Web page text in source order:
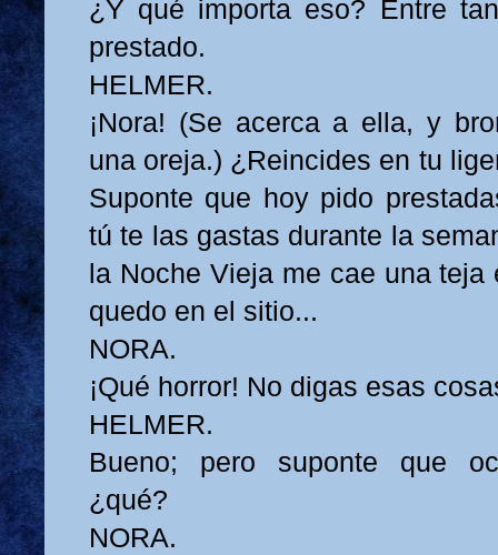
¿Y qué importa eso? Entre
prestado.
HELMER.
¡Nora! (Se acerca a ella, y
una oreja.) ¿Reincides en tu
Suponte que hoy pido
tú te las gastas durante la
la Noche Vieja me cae una
quedo en el sitio...
NORA.
¡Qué horror! No digas esas
HELMER.
Bueno; pero suponte que
¿qué?
NORA.